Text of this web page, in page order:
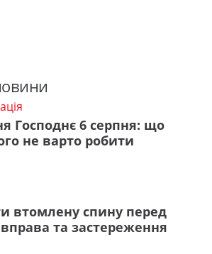
Господнє 6 серпня: що
не варто робити
втомлену спину перед
та застереження